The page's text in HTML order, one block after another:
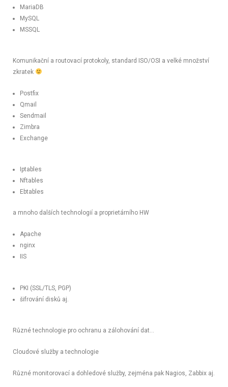
MariaDB
MySQL
MSSQL
Komunikační a routovací protokoly, standard ISO/OSI a velké množství
zkratek
Postfix
Qmail
Sendmail
Zimbra
Exchange
Iptables
Nftables
Ebtables
a mnoho dalších technologií a proprietárního HW
Apache
nginx
IIS
PKI (SSL/TLS, PGP)
šifrování disků aj.
Různé technologie pro ochranu a zálohování dat…
Cloudové služby a technologie
Různé monitorovací a dohledové služby, zejména pak Nagios, Zabbix aj.